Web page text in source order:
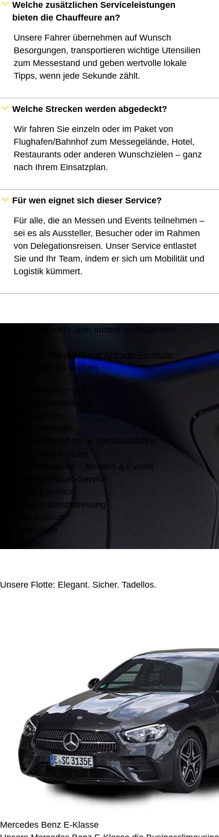
Welche zusätzlichen Serviceleistungen
bieten die Chauffeure an?
Unsere Fahrer übernehmen auf Wunsch
Besorgungen, transportieren wichtige Utensilien
zum Messestand und geben wertvolle lokale
Tipps, wenn jede Sekunde zählt.
Welche Strecken werden abgedeckt?
Wir fahren Sie einzeln oder im Paket von
Flughafen/Bahnhof zum Messegelände, Hotel,
Restaurants oder anderen Wunschzielen – ganz
nach Ihrem Einsatzplan.
Für wen eignet sich dieser Service?
Für alle, die an Messen und Events teilnehmen –
sei es als Aussteller, Besucher oder im Rahmen
von Delegationsreisen. Unser Service entlastet
Sie und Ihr Team, indem er sich um Mobilität und
Logistik kümmert.
Erfahren Sie mehr über unsere umfassenden
oder nutzen Sie direkt das Anfrage-Formular,
um eine Fahrt zu buchen.
Chauffeurservice
Limousinenservice
Geschäftsführer- & Vorstandsfahrer
Flughafentransfer
Messetransfer – Messen & Events
Hochzeitsauto-Service
Event-Service
Delegationsbetreuung
Jet Aviation
Standorte
Unsere Flotte: Elegant. Sicher. Tadellos.
Mercedes Benz E-Klasse